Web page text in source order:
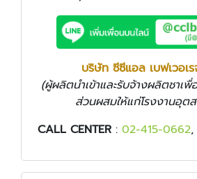
บริษัท ซีซีแอล เบฟเวอเ
(ผู้ผลิตนำเข้าและรับจ้างผลิตชาเ
ส่วนผสมให้แก่โรงงานอุต
CALL CENTER : 02-415-0662,